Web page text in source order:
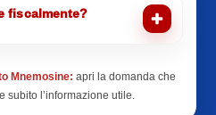
fiscalmente?
Mnemosine: apri la domanda che
subito l’informazione utile.